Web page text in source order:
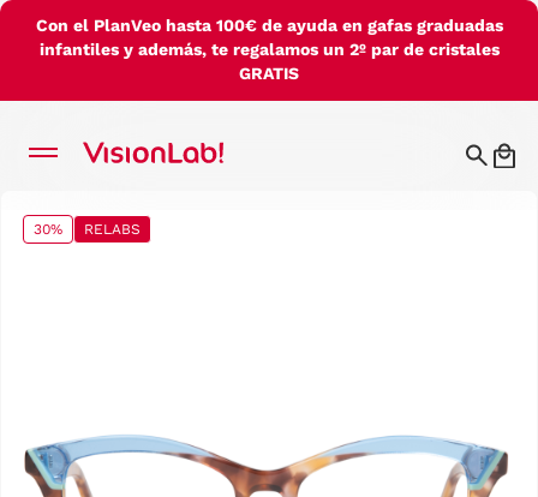
Con el PlanVeo hasta 100€ de ayuda en gafas graduadas
infantiles y además, te regalamos un 2º par de cristales
GRATIS
30% RELABS